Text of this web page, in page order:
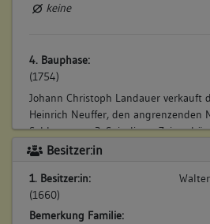
keine
4. Bauphase:
(1754)
Johann Christoph Landauer verkauft
Heinrich Neuffer, den angrenzenden
Schlossgasse 2. Seit dieser Zeit
Parzelle Nr. 126 zum Anwesen
keine
Besitzer:in
1. Besitzer:in:
(1660)
Bemerkung Familie: